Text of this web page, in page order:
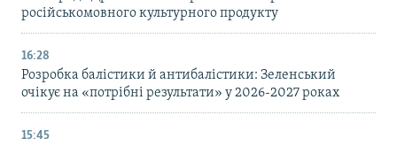
російськомовного культурного продукту
16:28
Розробка балістики й антибалістики: Зеленський
очікує на «потрібні результати» у 2026-2027 роках
15:45